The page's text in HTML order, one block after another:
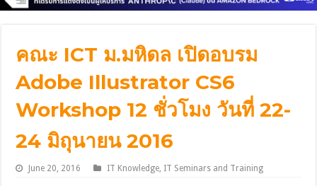
คณะ ICT ม.มหิดล เปิดอบรม
Adobe Illustrator CS6
Workshop 12 ชั่วโมง วันที่ 22-
24 มิถุนายน 2016
June 20, 2016 IT Knowledge, IT Seminars and Training